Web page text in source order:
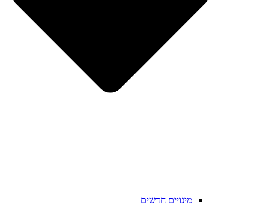
מינויים חדשים